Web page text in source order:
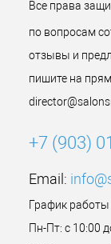
Все права
по вопросам
отзывы и
пишите на
+7 (903)
Email:
График
Пн-Пт: с 10:00